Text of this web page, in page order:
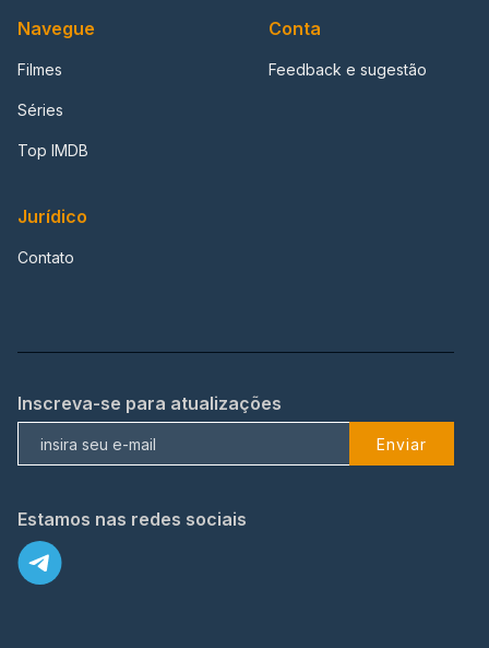
Navegue
Filmes
Séries
Top IMDB
Conta
Feedback e sugestão
Jurídico
Contato
Inscreva-se para atualizações
Enviar
Estamos nas redes sociais